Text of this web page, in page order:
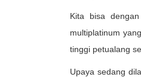
Kita bisa
multiplatinum
tinggi petualang
Upaya sedang